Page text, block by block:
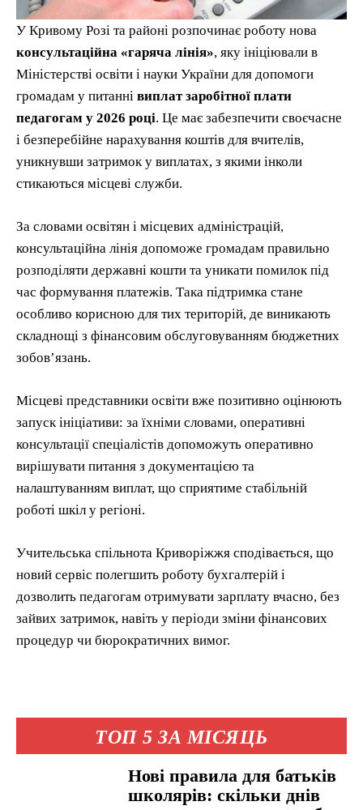
ТОП 5 ЗА МІСЯЦЬ
Нові правила для батьків
школярів: скільки днів
У Кривому Розі та районі розпочинає роботу нова
консультаційна «гаряча лінія», яку ініціювали в
Міністерстві освіти і науки України для допомоги
громадам у питанні виплат заробітної плати
педагогам у 2026 році. Це має забезпечити своєчасне
і безперебійне нарахування коштів для вчителів,
уникнувши затримок у виплатах, з якими інколи
стикаються місцеві служби.
За словами освітян і місцевих адміністрацій,
консультаційна лінія допоможе громадам правильно
розподіляти державні кошти та уникати помилок під
час формування платежів. Така підтримка стане
особливо корисною для тих територій, де виникають
складнощі з фінансовим обслуговуванням бюджетних
зобов’язань.
Місцеві представники освіти вже позитивно оцінюють
запуск ініціативи: за їхніми словами, оперативні
консультації спеціалістів допоможуть оперативно
вирішувати питання з документацією та
налаштуванням виплат, що сприятиме стабільній
роботі шкіл у регіоні.
Учительська спільнота Криворіжжя сподівається, що
новий сервіс полегшить роботу бухгалтерій і
дозволить педагогам отримувати зарплату вчасно, без
зайвих затримок, навіть у періоди зміни фінансових
процедур чи бюрократичних вимог.